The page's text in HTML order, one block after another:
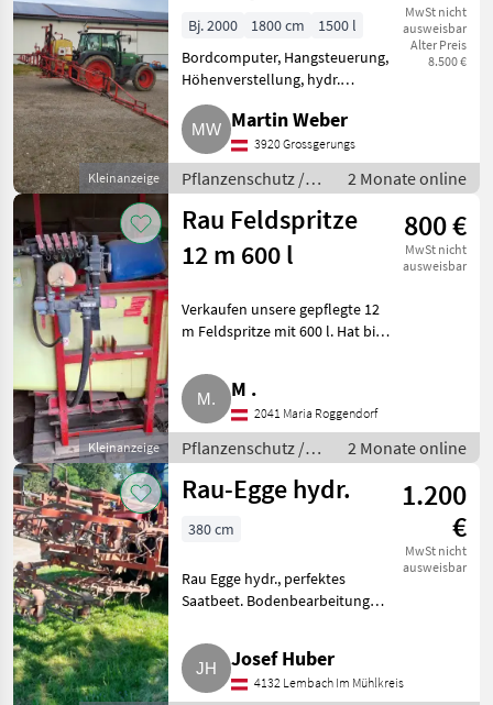
Kleinanzeige
D2
MwSt nicht
ausweisbar
Alter Preis
8.500 €
Bj. 2000 1800 cm
1500 l
Bordcomputer, Hangsteuerung,
Höhenverstellung, hydr.
klappbar, Bauart: angebaut RAU
Spridomat D2, 1.500 l,
Spritzgestänge 18 m, Option auf
15 m, Einspülschleuse, in gute
Martin Weber
3920 Grossgerungs
Pflanzenschutz /
Feldspritzen
2 Monate online
Kleinanzeige
Rau Feldspritze
12 m 600 l
800 €
MwSt nicht
ausweisbar
Verkaufen unsere gepflegte 12
m Feldspritze mit 600 l. Hat bis
Privatverkauf, keine
Rücknahme, Garantie oder
Gewährleistung. Pflanzenschut
M .
2041 Maria Roggendorf
Pflanzenschutz /
Feldspritzen
2 Monate online
Rau-Egge hydr.
1.200
€
MwSt nicht
ausweisbar
380 cm
Rau Egge hydr., perfektes
Saatbeet. Bodenbearbeitung
Josef Huber
4132 Lembach Im Mühlkreis